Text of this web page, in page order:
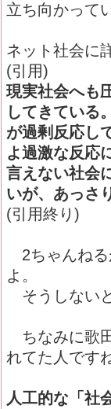
立ち向かって
ネット社会に
(引用)
現実社会へも
してきている
が過剰反応し
よ過激な反応
言えない社会
いが、あっさ
(引用終り)
2ちゃんねる
よ。
そうしない
ちなみに歌
れてた人です
人工的な「社